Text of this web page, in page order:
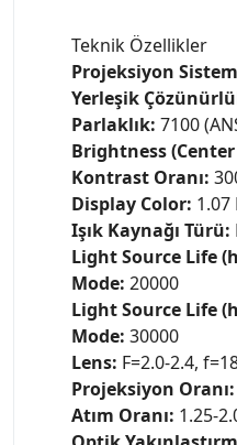
Teknik Özellikler
Projeksiyon
Yerleşik
Parlaklık: 7100
Brightness
Kontrast Oranı:
Display Color:
Işık Kaynağı Türü:
Light Source Life
Mode: 20000
Light Source Life
Mode: 30000
Lens: F=2.0-2.4,
Projeksiyon Oranı:
Atım Oranı: 1.25-